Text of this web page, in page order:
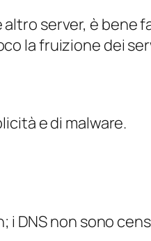
server, è bene
la fruizione dei
e di malware.
DNS non sono